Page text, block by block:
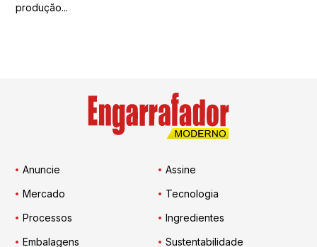
produção...
Anuncie
Assine
Mercado
Tecnologia
Processos
Ingredientes
Embalagens
Sustentabilidade